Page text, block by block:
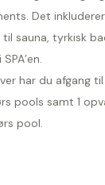
Det
til sauna, tyrkisk
har du afgang
pools samt 1
pool.